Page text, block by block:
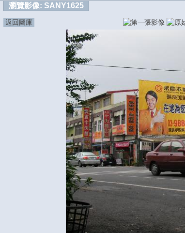
瀏覽影像: SANY1625
返回圖庫